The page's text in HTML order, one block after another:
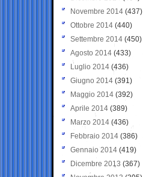
Novembre 2014 (437)
Ottobre 2014 (440)
Settembre 2014 (450)
Agosto 2014 (433)
Luglio 2014 (436)
Giugno 2014 (391)
Maggio 2014 (392)
Aprile 2014 (389)
Marzo 2014 (436)
Febbraio 2014 (386)
Gennaio 2014 (419)
Dicembre 2013 (367)